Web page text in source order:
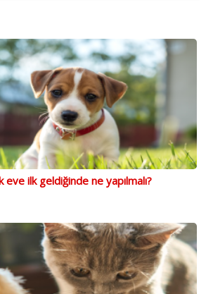
eve ilk geldiğinde ne yapılmalı?